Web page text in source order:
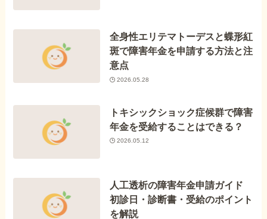
全身性エリテマトーデスと蝶形紅
斑で障害年金を申請する方法と注
意点
2026.05.28
トキシックショック症候群で障害
年金を受給することはできる？
2026.05.12
人工透析の障害年金申請ガイド
初診日・診断書・受給のポイント
を解説